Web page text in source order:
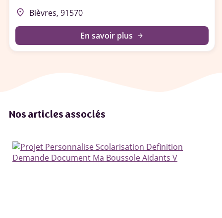
place Bièvres, 91570
En savoir plus arrow_forward
Nos articles associés